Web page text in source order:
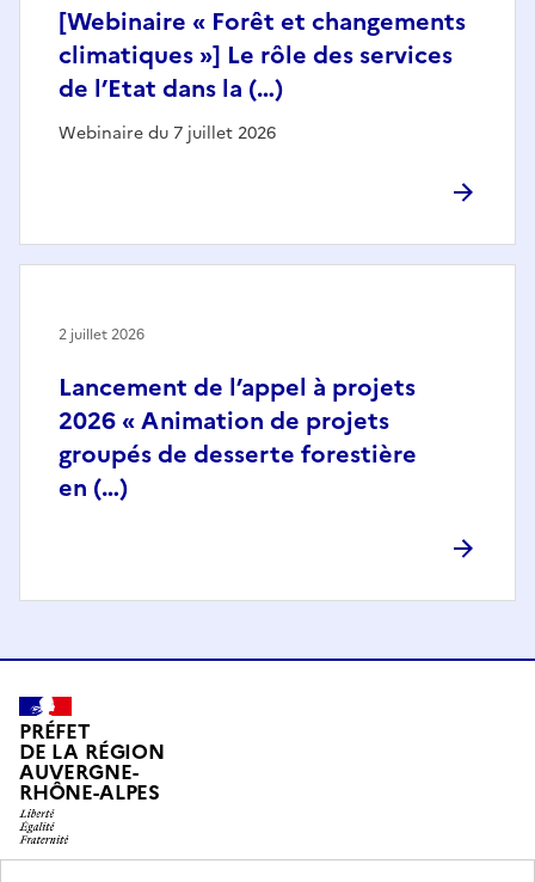
[Webinaire « Forêt et changements
climatiques »] Le rôle des services
de l’Etat dans la (…)
Webinaire du 7 juillet 2026
Lancement de l’appel à projets
2026 « Animation de projets
groupés de desserte forestière
en (…)
2 juillet 2026
PRÉFET
DE LA RÉGION
AUVERGNE-
RHÔNE-ALPES